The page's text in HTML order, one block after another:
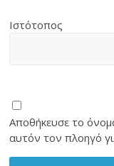
Ιστότοπος
Αποθήκευσε το
αυτόν τον πλοηγό